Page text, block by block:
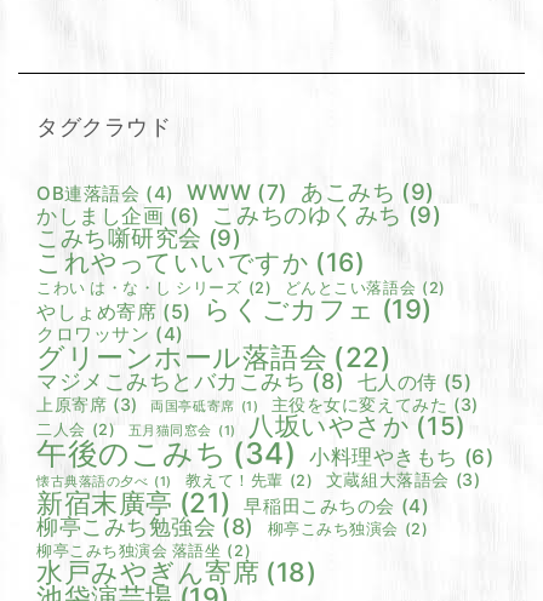
タグクラウド
OB連落語会 (4) WWW (7) あこみち (9)
かしまし企画 (6) こみちのゆくみち (9)
こみち噺研究会 (9)
これやっていいですか (16)
こわい は・な・し シリーズ (2) どんとこい落語会 (2)
やしょめ寄席 (5) らくごカフェ (19)
クロワッサン (4)
グリーンホール落語会 (22)
マジメこみちとバカこみち (8) 七人の侍 (5)
上原寄席 (3) 両国亭砥寄席 (1) 主役を女に変えてみた (3)
二人会 (2) 五月猫同窓会 (1) 八坂いやさか (15)
午後のこみち (34) 小料理やきもち (6)
懐古典落語の夕べ (1) 教えて！先輩 (2) 文蔵組大落語会 (3)
新宿末廣亭 (21) 早稲田こみちの会 (4)
柳亭こみち勉強会 (8) 柳亭こみち独演会 (2)
柳亭こみち独演会 落語坐 (2)
水戸みやぎん寄席 (18)